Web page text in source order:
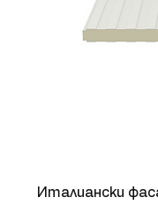
Италиански